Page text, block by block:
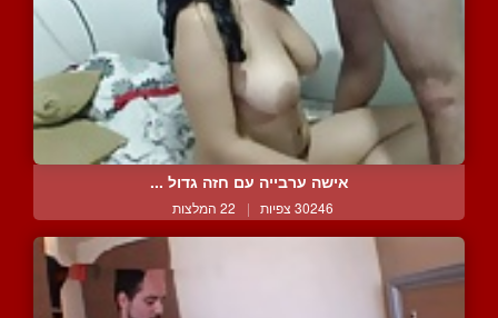
אישה ערבייה עם חזה גדול ...
30246 צפיות | 22 המלצות